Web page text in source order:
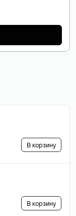
В корзину
В корзину